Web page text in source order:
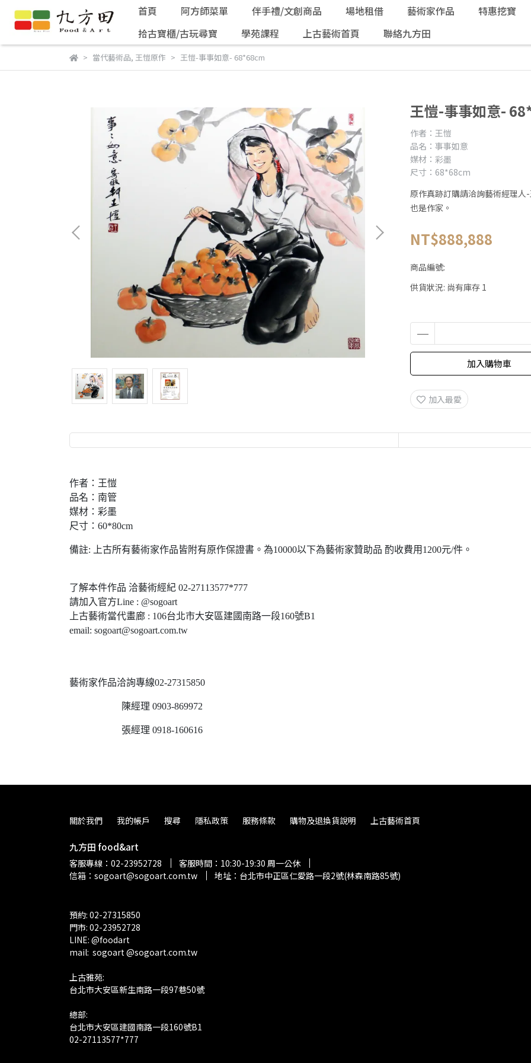
首頁 阿方師菜單 伴手禮/文創商品 場地租借 藝術家作品
特惠挖寶
拾古寶櫃/古玩尋寶
學苑課程 上古藝術首頁 聯絡九方田
當代藝術品, 王愷原作 王愷-事事如意- 68*68cm
王愷-事事如意-
作者：王愷
品名：事事如意
媒材：彩墨
尺寸：68*68cm
原作真跡訂購請洽詢藝術經理
也是作家。
NT$888,888
商品編號:
供貨狀況: 尚有庫存 1
加入購物車
加入最愛
作者：王愷
品名：南管
媒材：彩墨
尺寸：60*80cm
備註: 上古所有藝術家作品皆附有原作保證書。為10000以下為藝術家贊助品 酌收費用1200元/件。
了解本件作品 洽藝術經紀 02-27113577*777
請加入官方Line : @sogoart
上古藝術當代畫廊 : 106台北市大安區建國南路一段160號B1
email: sogoart@sogoart.com.tw
藝術家作品洽詢專線02-27315850
陳經理 0903-869972
張經理 0918-160616
關於我們 我的帳戶 搜尋 隱私政策 服務條款 購物及退換貨說明 上古藝術首頁
九方田 food&art
客服專線：02-23952728
客服時間：10:30-19:30 周一公休
信箱：sogoart@sogoart.com.tw
地址：台北市中正區仁愛路一段2號(林森南路85號)
預約: 02-27315850
門市: 02-23952728
LINE: @foodart
mail:  sogoart @sogoart.com.tw
上古雅苑:
台北市大安區新生南路一段97巷50號
總部:
台北市大安區建國南路一段160號B1
02-27113577*777